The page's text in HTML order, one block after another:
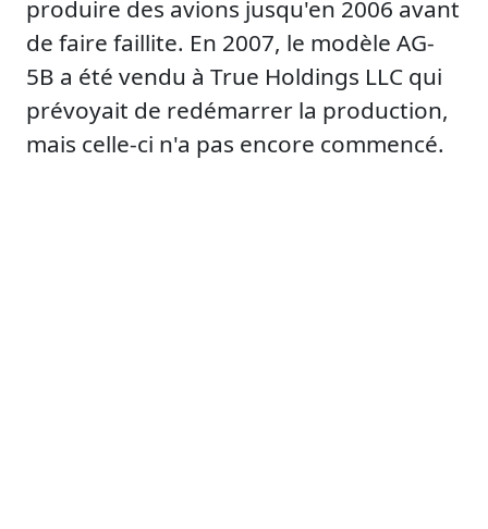
produire des avions jusqu'en 2006 avant
de faire faillite. En 2007, le modèle AG-
5B a été vendu à True Holdings LLC qui
prévoyait de redémarrer la production,
mais celle-ci n'a pas encore commencé.